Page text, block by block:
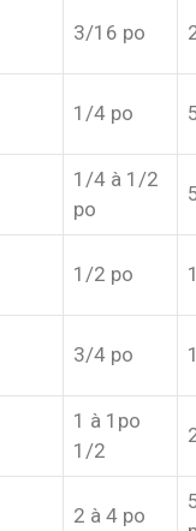
3/16 po
1/4 po
1/4 à 1/2
po
1/2 po
3/4 po
1 à 1po
1/2
2 à 4 po